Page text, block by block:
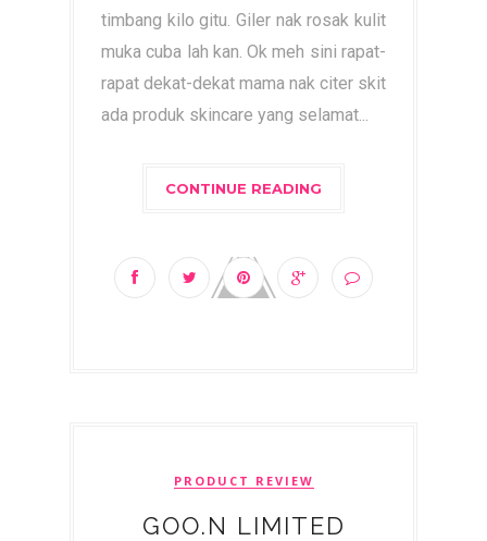
timbang kilo gitu. Giler nak rosak kulit
muka cuba lah kan. Ok meh sini rapat-
rapat dekat-dekat mama nak citer skit
ada produk skincare yang selamat...
CONTINUE READING
PRODUCT REVIEW
GOO.N LIMITED